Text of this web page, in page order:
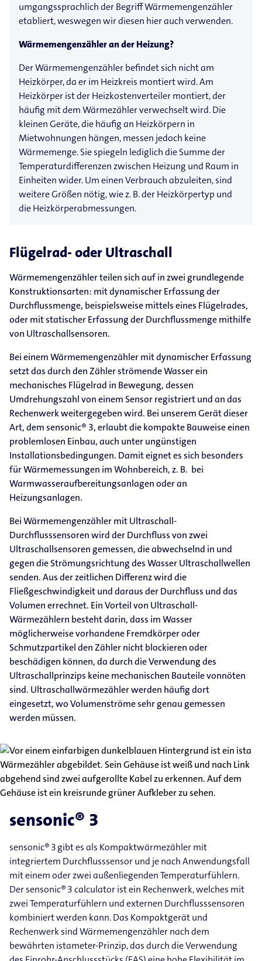
umgangssprachlich der Begriff Wärmemengenzähler
etabliert, weswegen wir diesen hier auch verwenden.
Wärmemengenzähler an der Heizung?
Der Wärmemengenzähler befindet sich nicht am
Heizkörper, da er im Heizkreis montiert wird. Am
Heizkörper ist der Heizkostenverteiler montiert, der
häufig mit dem Wärmezähler verwechselt wird. Die
kleinen Geräte, die häufig an Heizkörpern in
Mietwohnungen hängen, messen jedoch keine
Wärmemenge. Sie spiegeln lediglich die Summe der
Temperaturdifferenzen zwischen Heizung und Raum in
Einheiten wider. Um einen Verbrauch abzuleiten, sind
weitere Größen nötig, wie z. B. der Heizkörpertyp und
die Heizkörperabmessungen.
Flügelrad- oder Ultraschall
Wärmemengenzähler teilen sich auf in zwei grundlegende
Konstruktionsarten: mit dynamischer Erfassung der
Durchflussmenge, beispielsweise mittels eines Flügelrades,
oder mit statischer Erfassung der Durchflussmenge mithilfe
von Ultraschallsensoren.
Bei einem Wärmemengenzähler mit dynamischer Erfassung
setzt das durch den Zähler strömende Wasser ein
mechanisches Flügelrad in Bewegung, dessen
Umdrehungszahl von einem Sensor registriert und an das
Rechenwerk weitergegeben wird. Bei unserem Gerät dieser
Art, dem sensonic® 3, erlaubt die kompakte Bauweise einen
problemlosen Einbau, auch unter ungünstigen
Installationsbedingungen. Damit eignet es sich besonders
für Wärmemessungen im Wohnbereich, z. B. bei
Warmwasseraufbereitungsanlagen oder an
Heizungsanlagen.
Bei Wärmemengenzähler mit Ultraschall-
Durchflusssensoren wird der Durchfluss von zwei
Ultraschallsensoren gemessen, die abwechselnd in und
gegen die Strömungsrichtung des Wasser Ultraschallwellen
senden. Aus der zeitlichen Differenz wird die
Fließgeschwindigkeit und daraus der Durchfluss und das
Volumen errechnet. Ein Vorteil von Ultraschall-
Wärmezählern besteht darin, dass im Wasser
möglicherweise vorhandene Fremdkörper oder
Schmutzpartikel den Zähler nicht blockieren oder
beschädigen können, da durch die Verwendung des
Ultraschallprinzips keine mechanischen Bauteile vonnöten
sind. Ultraschallwärmezähler werden häufig dort
eingesetzt, wo Volumenströme sehr genau gemessen
werden müssen.
sensonic® 3
sensonic® 3 gibt es als Kompaktwärmezähler mit
integriertem Durchflusssensor und je nach Anwendungsfall
mit einem oder zwei außenliegenden Temperaturfühlern.
Der sensonic® 3 calculator ist ein Rechenwerk, welches mit
zwei Temperaturfühlern und externen Durchflusssensoren
kombiniert werden kann. Das Kompaktgerät und
Rechenwerk sind Wärmemengenzähler nach dem
bewährten istameter-Prinzip, das durch die Verwendung